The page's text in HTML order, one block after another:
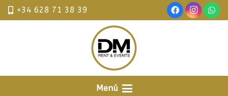
+34 628 71 38 39
Menú